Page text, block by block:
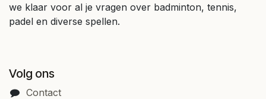
we klaar voor al je vragen over badminton, tennis,
padel en diverse spellen.
Volg ons
Contact